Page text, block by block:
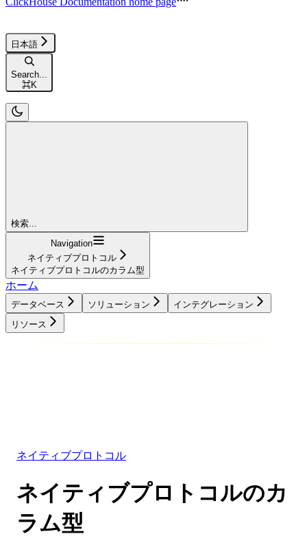
日本語
Search...
⌘K
検索...
Navigation
ネイティブプロトコル
ネイティブプロトコルのカラム型
ホーム
データベース ソリューション
インテグレーション
リソース
ネイティブプロトコル
ネイティブプロトコルのカ
ラム型